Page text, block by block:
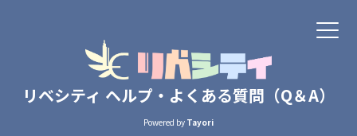
リベシティ ヘルプ・よくある質問（Q＆A）
Powered by Tayori